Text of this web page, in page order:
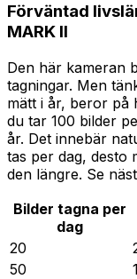
Förväntad
MARK II
Den här kameran
tagningar. Men
mätt i år, beror på
du tar 100 bilder
år. Det innebär
tas per dag, desto
den längre. Se
Bilder tagna per
dag
20
50